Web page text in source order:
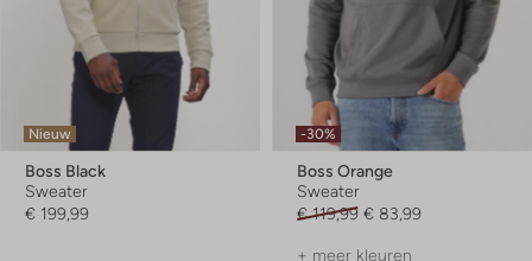
Nieuw
Boss Black
Sweater
€ 199,99
-30%
Boss Orange
Sweater
€ 119,99 € 83,99
+ meer kleuren